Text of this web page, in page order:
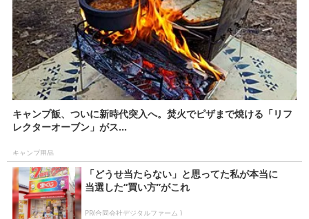
キャンプ飯、ついに新時代突入へ。焚火でピザまで焼ける「リフ
レクターオーブン」がス...
キャンプ用品
「どうせ当たらない」と思ってた私が本当に
当選した“買い方”がこれ
PR(合同会社デジタルファーム )